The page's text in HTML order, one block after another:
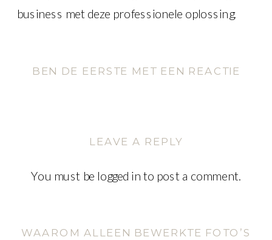
business met deze professionele oplossing.
BEN DE EERSTE MET EEN REACTIE
LEAVE A REPLY
You must be logged in to post a comment.
WAAROM ALLEEN BEWERKTE FOTO’S